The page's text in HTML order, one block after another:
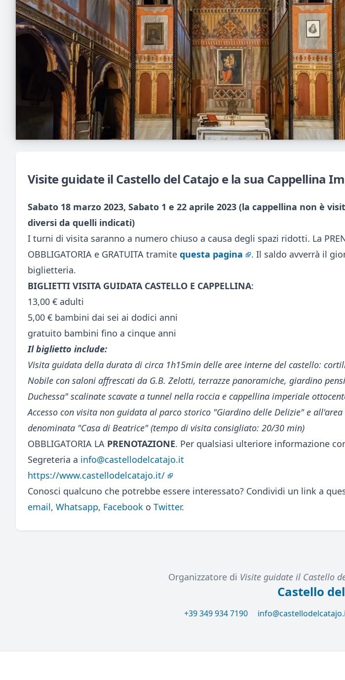
Visite guidate il Castello del Catajo e la sua Cappellina
Sabato 18 marzo 2023, Sabato 1 e 22 aprile 2023 (la cappellina non è
diversi da quelli indicati)
I turni di visita saranno a numero chiuso a causa degli spazi ridotti. La
OBBLIGATORIA e GRATUITA tramite questa pagina
. Il saldo avverrà il
biglietteria.
BIGLIETTI VISITA GUIDATA CASTELLO E CAPPELLINA:
13,00 € adulti
5,00 € bambini dai sei ai dodici anni
gratuito bambini fino a cinque anni
Il biglietto include:
Visita guidata della durata di circa 1h15min delle aree interne del castello:
Nobile con saloni affrescati da G.B. Zelotti, terrazze panoramiche, giardino
Duchessa" scalinate scavate a tunnel nella roccia e cappellina imperiale
Accesso con visita non guidata al parco storico "Giardino delle Delizie" e
denominata "Casa di Beatrice" (tempo di visita consigliato: 20/30 min)
OBBLIGATORIA LA PRENOTAZIONE. Per qualsiasi ulteriore informazione
Segreteria a info@castellodelcatajo.it
https://www.castellodelcatajo.it/
Conosci qualcuno che potrebbe essere interessato? Condividi un link a
email, Whatsapp, Facebook o Twitter.
Organizzatore di Visite guidate il Castello
Castello
+39 349 934 7190